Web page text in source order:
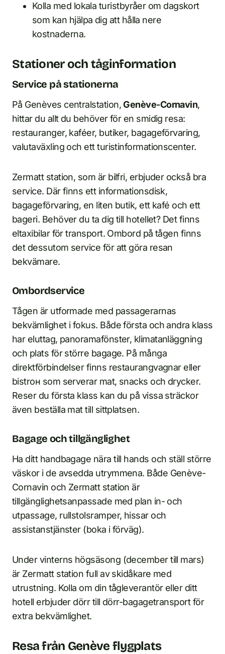
Kolla med lokala turistbyråer om dagskort
som kan hjälpa dig att hålla nere
kostnaderna.
Stationer och tåginformation
Service på stationerna
På Genèves centralstation,Genève-Cornavin,
hittar du allt du behöver för en smidig resa:
restauranger, kaféer, butiker, bagageförvaring,
valutaväxling och ett turistinformationscenter.
Zermatt station, som är bilfri, erbjuder också bra
service. Där finns ett informationsdisk,
bagageförvaring, en liten butik, ett kafé och ett
bageri. Behöver du ta dig till hotellet? Det finns
eltaxibilar för transport. Ombord på tågen finns
det dessutom service för att göra resan
bekvämare.
Ombordservice
Tågen är utformade med passagerarnas
bekvämlighet i fokus. Både första och andra klass
har eluttag, panoramafönster, klimatanläggning
och plats för större bagage. På många
direktförbindelser finns restaurangvagnar eller
bistrон som serverar mat, snacks och drycker.
Reser du första klass kan du på vissa sträckor
även beställa mat till sittplatsen.
Bagage och tillgänglighet
Ha ditt handbagage nära till hands och ställ större
väskor i de avsedda utrymmena. Både Genève-
Cornavin och Zermatt station är
tillgänglighetsanpassade med plan in- och
utpassage, rullstolsramper, hissar och
assistanstjänster (boka i förväg).
Under vinterns högsäsong (december till mars)
är Zermatt station full av skidåkare med
utrustning. Kolla om din tågleverantör eller ditt
hotell erbjuder dörr till dörr-bagagetransport för
extra bekvämlighet.
Resa från Genève flygplats